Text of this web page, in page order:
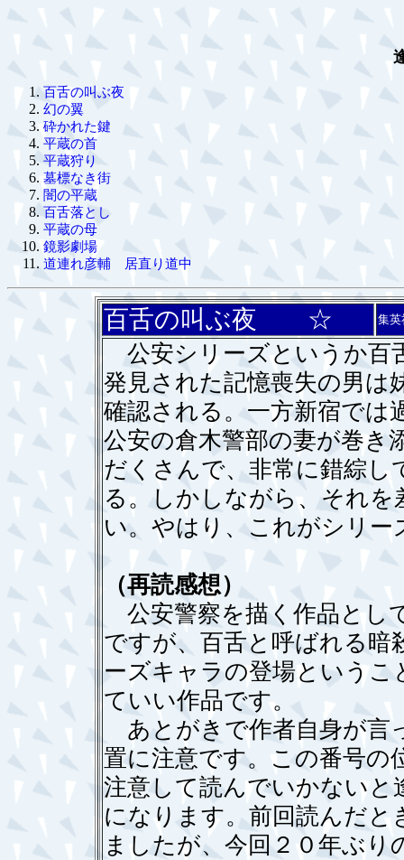
百舌の叫ぶ夜
幻の翼
砕かれた鍵
平蔵の首
平蔵狩り
墓標なき街
闇の平蔵
百舌落とし
平蔵の母
鏡影劇場
道連れ彦輔 居直り道中
百舌の叫ぶ夜 ☆ 集英
公安シリーズというか百
発見された記憶喪失の男は
確認される。一方新宿では
公安の倉木警部の妻が巻き
だくさんで、非常に錯綜し
る。しかしながら、それ
い。やはり、これがシリー
（再読感想）
公安警察を描く作品とし
ですが、百舌と呼ばれる暗
ーズキャラの登場というこ
ていい作品です。
あとがきで作者自身が言
置に注意です。この番号の
注意して読んでいかない
になります。前回読んだ
ましたが、今回２０年ぶ